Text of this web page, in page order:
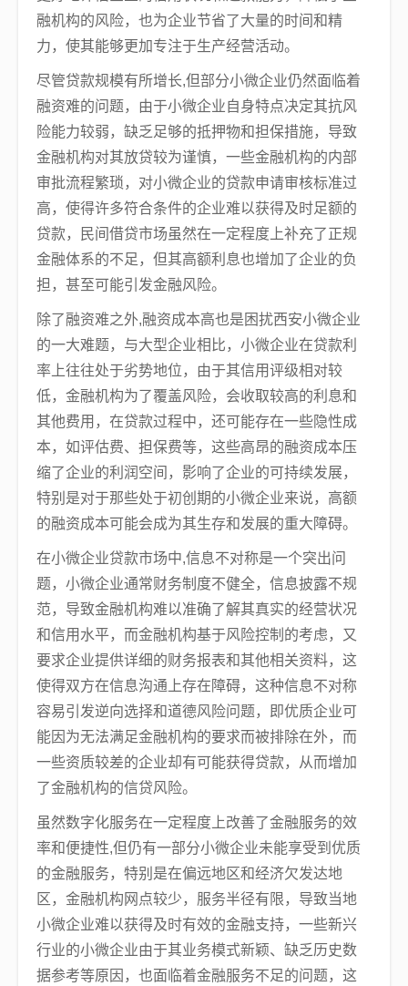
融机构的风险，也为企业节省了大量的时间和精
力，使其能够更加专注于生产经营活动。
尽管贷款规模有所增长,但部分小微企业仍然面临着
融资难的问题，由于小微企业自身特点决定其抗风
险能力较弱，缺乏足够的抵押物和担保措施，导致
金融机构对其放贷较为谨慎，一些金融机构的内部
审批流程繁琐，对小微企业的贷款申请审核标准过
高，使得许多符合条件的企业难以获得及时足额的
贷款，民间借贷市场虽然在一定程度上补充了正规
金融体系的不足，但其高额利息也增加了企业的负
担，甚至可能引发金融风险。
除了融资难之外,融资成本高也是困扰西安小微企业
的一大难题，与大型企业相比，小微企业在贷款利
率上往往处于劣势地位，由于其信用评级相对较
低，金融机构为了覆盖风险，会收取较高的利息和
其他费用，在贷款过程中，还可能存在一些隐性成
本，如评估费、担保费等，这些高昂的融资成本压
缩了企业的利润空间，影响了企业的可持续发展，
特别是对于那些处于初创期的小微企业来说，高额
的融资成本可能会成为其生存和发展的重大障碍。
在小微企业贷款市场中,信息不对称是一个突出问
题，小微企业通常财务制度不健全，信息披露不规
范，导致金融机构难以准确了解其真实的经营状况
和信用水平，而金融机构基于风险控制的考虑，又
要求企业提供详细的财务报表和其他相关资料，这
使得双方在信息沟通上存在障碍，这种信息不对称
容易引发逆向选择和道德风险问题，即优质企业可
能因为无法满足金融机构的要求而被排除在外，而
一些资质较差的企业却有可能获得贷款，从而增加
了金融机构的信贷风险。
虽然数字化服务在一定程度上改善了金融服务的效
率和便捷性,但仍有一部分小微企业未能享受到优质
的金融服务，特别是在偏远地区和经济欠发达地
区，金融机构网点较少，服务半径有限，导致当地
小微企业难以获得及时有效的金融支持，一些新兴
行业的小微企业由于其业务模式新颖、缺乏历史数
据参考等原因，也面临着金融服务不足的问题，这